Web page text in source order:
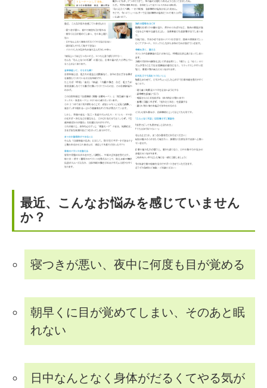
最近、こんなお悩みを感じていません
か？
寝つきが悪い、夜中に何度も目が覚める
朝早くに目が覚めてしまい、そのあと眠
れない
日中なんとなく身体がだるくてやる気が